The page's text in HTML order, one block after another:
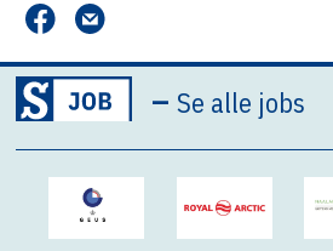
–Se alle jobs